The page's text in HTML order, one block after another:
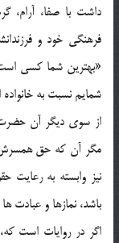
داشت با صفا، آرام،
فرهنگي خود و
«بهترين شما کسي
شمايم نسبت به خانواده
از سوي ديگر آن
مگر آن که حق همسرش
نيز وابسته به
باشد، نمازها و عبادت
اگر در روايات است